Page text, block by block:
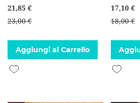
21,85 €
23,00 €
Aggiungi al Carrello
Aggiungi alla lista desideri
17,10 €
18,00 €